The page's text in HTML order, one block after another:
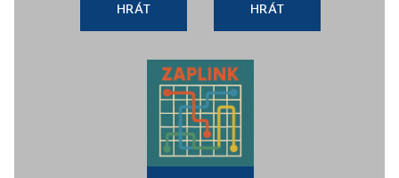
HRÁT HRÁT